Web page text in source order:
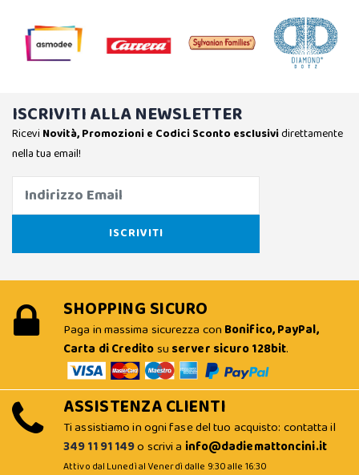
ISCRIVITI ALLA NEWSLETTER
Ricevi Novità, Promozioni e Codici Sconto esclusividirettamente
nella tua email!
SHOPPING SICURO
Paga in massima sicurezza con Bonifico, PayPal,
Carta di Creditosu server sicuro 128bit.
ASSISTENZA CLIENTI
Ti assistiamo in ogni fase del tuo acquisto: contatta il
349 11 91 149o scrivi a info@dadiemattoncini.it
Attivo dal Lunedì al Venerdì dalle 9:30 alle 16:30